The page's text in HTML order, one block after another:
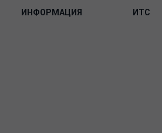
ИНФОРМАЦИЯ ИТС